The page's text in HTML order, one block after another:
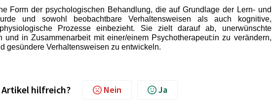
Form der psychologischen Behandlung, die auf Grundlage der Lern- und
und sowohl beobachtbare Verhaltensweisen als auch kognitive,
Prozesse einbezieht. Sie zielt darauf ab, unerwünschte
und in Zusammenarbeit mit einer/einem Psychotherapeut:in zu verändern,
gesündere Verhaltensweisen zu entwickeln.
Artikel hilfreich? Nein Ja